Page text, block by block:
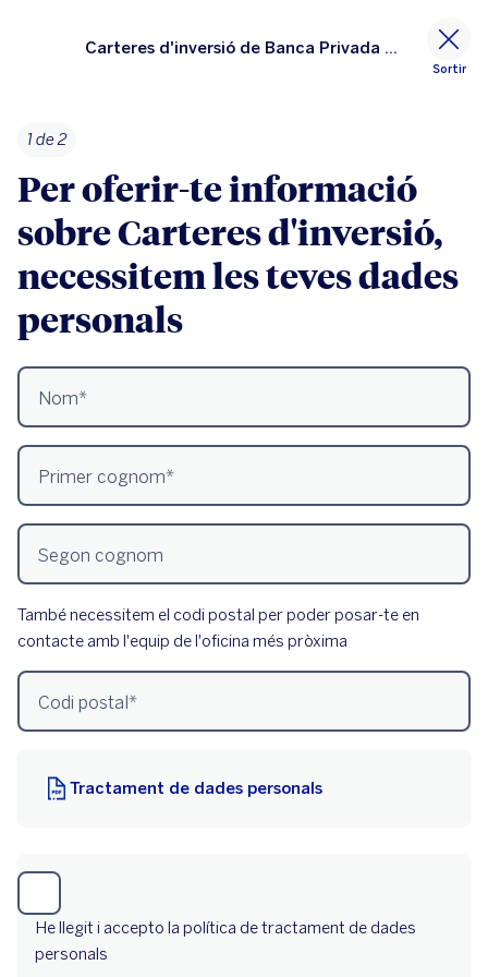
Carteres d'inversió de Banca Privada de BBVA
Sortir